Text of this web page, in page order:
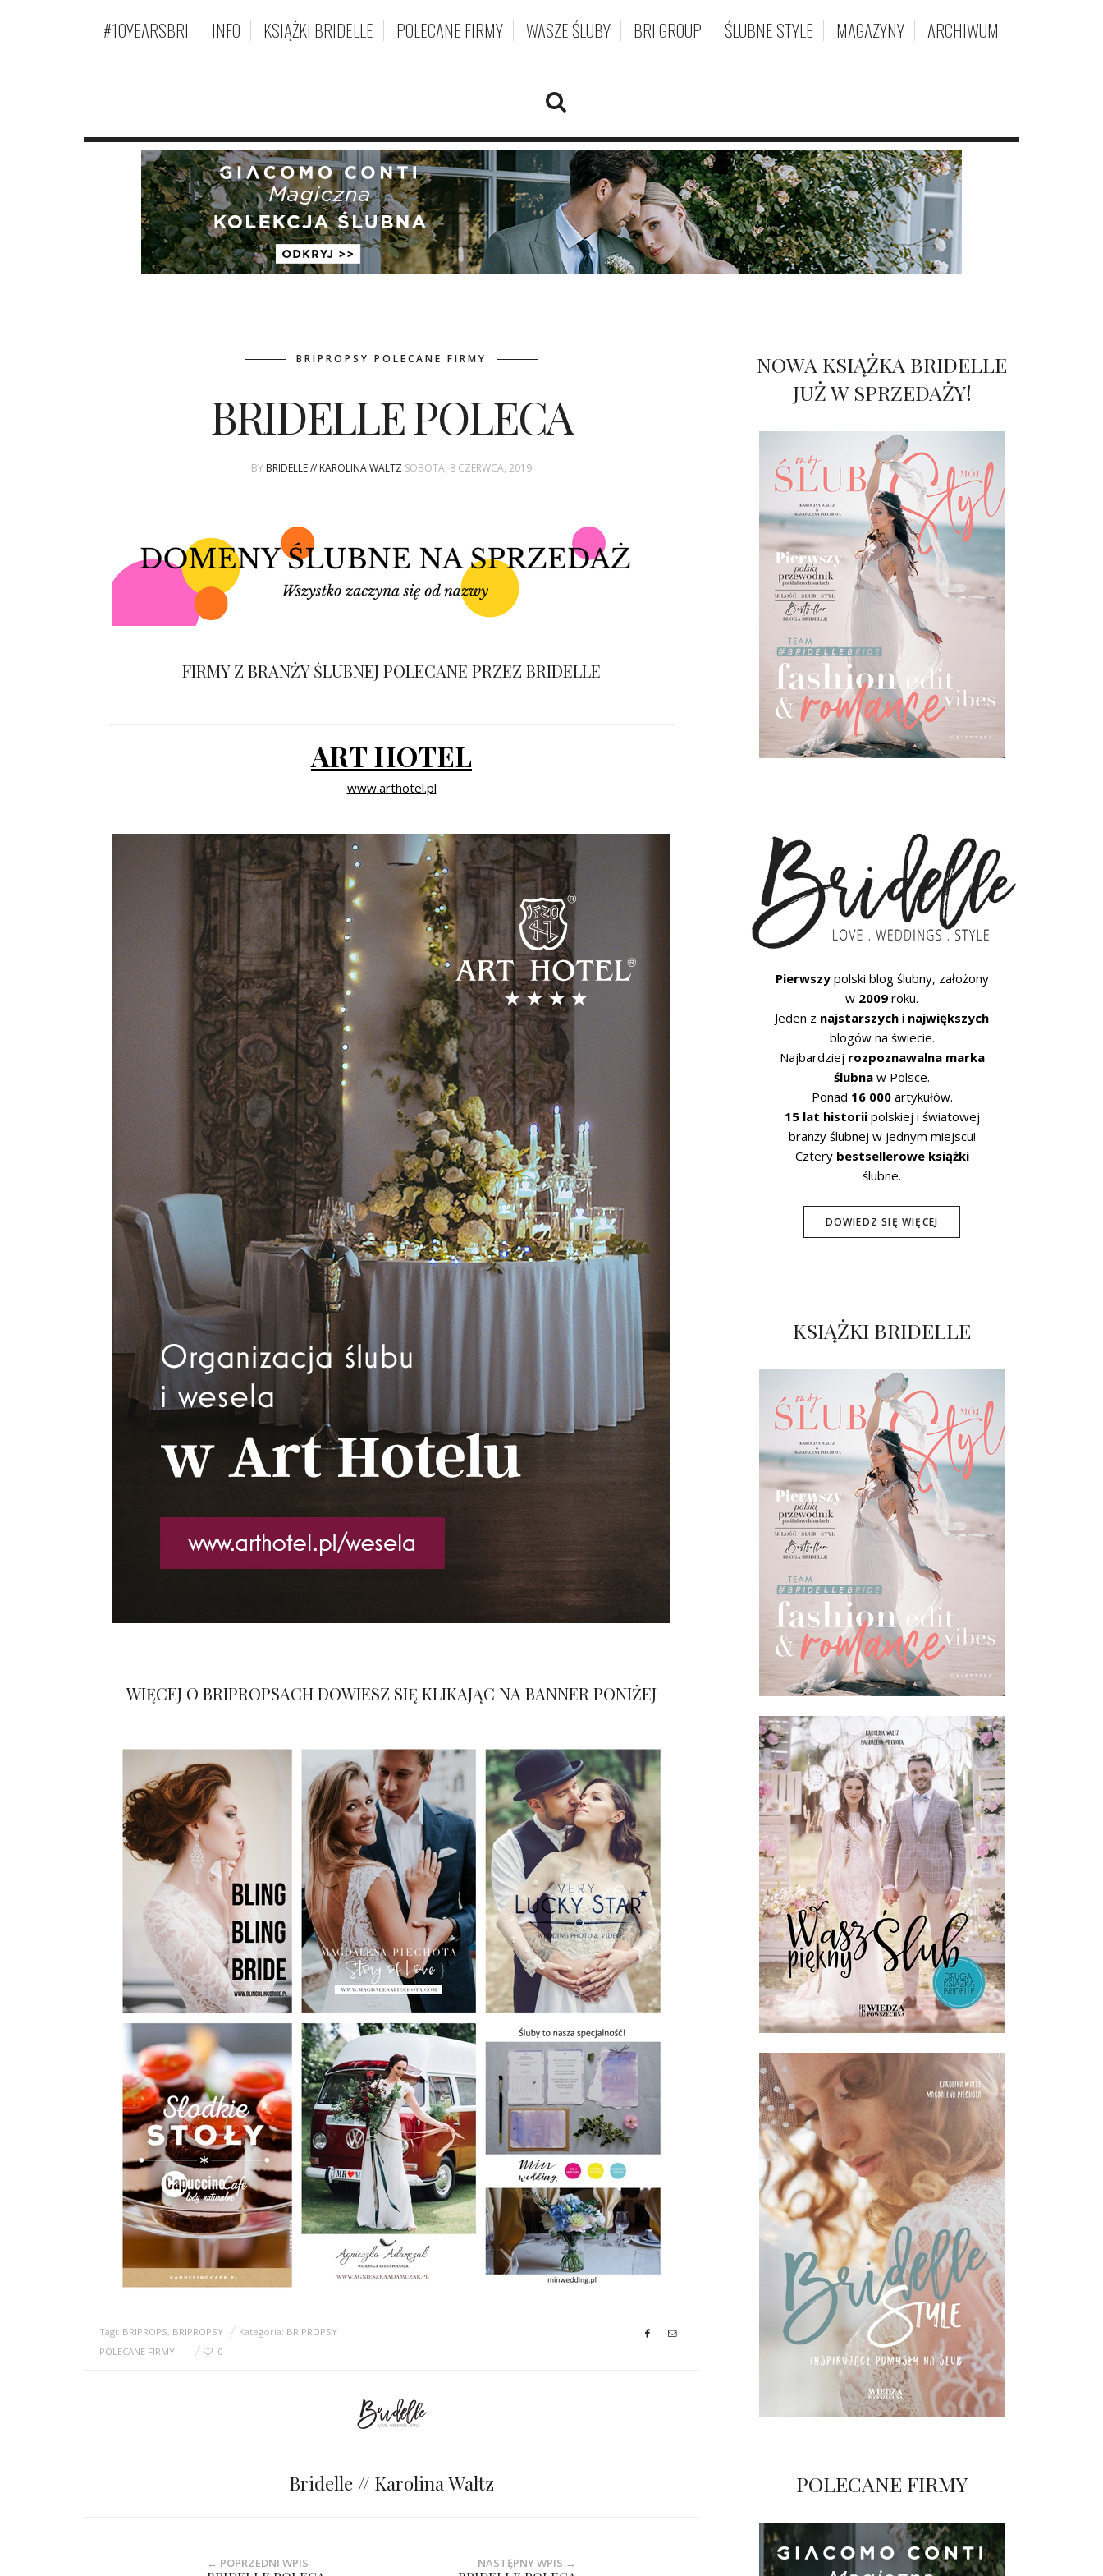
#10YEARSBRI INFO KSIĄŻKI BRIDELLE POLECANE FIRMY WASZE ŚLUBY BRI GROUP ŚLUBNE STYLE MAGAZYNY ARCHIWUM
BRIPROPSY POLECANE FIRMY
BRIDELLE POLECA
BY BRIDELLE // KAROLINA WALTZ SOBOTA, 8 CZERWCA, 2019
FIRMY Z BRANŻY ŚLUBNEJ POLECANE PRZEZ BRIDELLE
ART HOTEL
www.arthotel.pl
WIĘCEJ O BRIPROPSACH DOWIESZ SIĘ KLIKAJĄC NA BANNER PONIŻEJ
Tagi: BRIPROPS, BRIPROPSY Kategoria: BRIPROPSY
POLECANE FIRMY
0
Bridelle // Karolina Waltz
← POPRZEDNI WPIS NASTĘPNY WPIS →
NOWA KSIĄŻKA BRIDELLE
JUŻ W SPRZEDAŻY!
Pierwszypolski blog ślubny, założony
w 2009 roku.
Jeden z najstarszych i największych
blogów na świecie.
Najbardziej rozpoznawalna marka
ślubna w Polsce.
Ponad 16 000artykułów.
15 lat historiipolskiej i światowej
branży ślubnej w jednym miejscu!
Cztery bestsellerowe książki
ślubne.
DOWIEDZ SIĘ WIĘCEJ
KSIĄŻKI BRIDELLE
POLECANE FIRMY